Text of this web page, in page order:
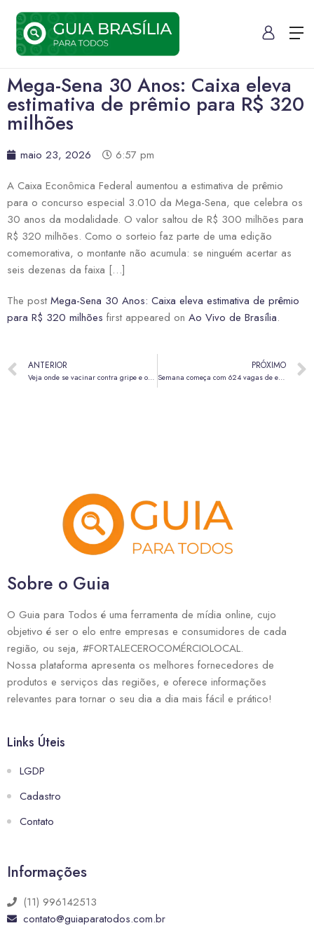
Mega-Sena 30 Anos: Caixa eleva
estimativa de prêmio para R$ 320
milhões
maio 23, 2026
6:57 pm
A Caixa Econômica Federal aumentou a estimativa de prêmio
para o concurso especial 3.010 da Mega-Sena, que celebra os
30 anos da modalidade. O valor saltou de R$ 300 milhões para
R$ 320 milhões. Como o sorteio faz parte de uma edição
comemorativa, o montante não acumula: se ninguém acertar as
seis dezenas da faixa […]
The post Mega-Sena 30 Anos: Caixa eleva estimativa de prêmio
para R$ 320 milhões first appeared on Ao Vivo de Brasília.
ANTERIOR
Veja onde se vacinar contra gripe e outras doenças neste sábado (23)
PRÓXIMO
Semana começa com 624 vagas de emprego nas agências do trabalhador do DF
Sobre o Guia
O Guia para Todos é uma ferramenta de mídia online, cujo
objetivo é ser o elo entre empresas e consumidores de cada
região, ou seja, #FORTALECEROCOMÉRCIOLOCAL.
Nossa plataforma apresenta os melhores fornecedores de
produtos e serviços das regiões, e oferece informações
relevantes para tornar o seu dia a dia mais fácil e prático!
Links Úteis
LGDP
Cadastro
Contato
Informações
(11) 996142513
contato@guiaparatodos.com.br